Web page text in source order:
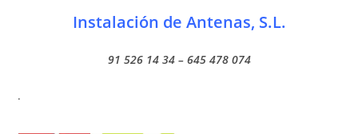
Instalación de Antenas, S.L.
91 526 14 34 – 645 478 074
.